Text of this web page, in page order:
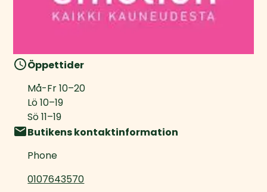
Öppettider
Må-Fr10–20
Lö10–19
Sö11–19
Butikens kontaktinformation
Phone
0107643570